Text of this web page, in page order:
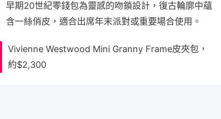
早期20世紀零錢包為靈感的吻鎖設計，復古輪廓中蘊
含一絲俏皮，適合出席年末派對或重要場合使用。
Vivienne Westwood Mini Granny Frame皮夾包，
約$2,300